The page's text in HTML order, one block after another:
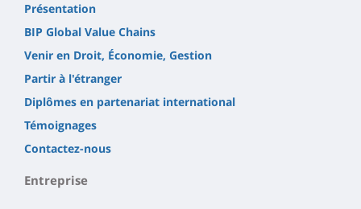
Présentation
BIP Global Value Chains
Venir en Droit, Économie, Gestion
Partir à l'étranger
Diplômes en partenariat international
Témoignages
Contactez-nous
Entreprise